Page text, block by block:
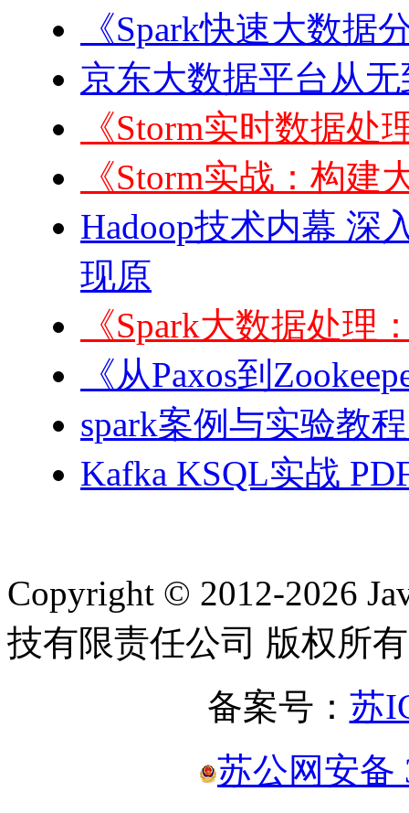
《Spark快速大数据
京东大数据平台从
《Storm实时数据处
《Storm实战：构
Hadoop技术内幕 深
现原
《Spark大数据处理
《从Paxos到
spark案例与实验教
Kafka KSQL实战
Copyright © 2012-2026
技有限责任公司 版权所有
备案号： 苏
苏公网安备